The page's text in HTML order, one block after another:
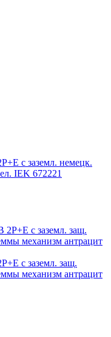
с заземл. немецк.
IEK 672221
с заземл. защ.
механизм антрацит